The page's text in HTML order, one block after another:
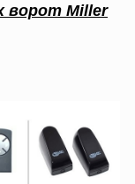
ворот Miller